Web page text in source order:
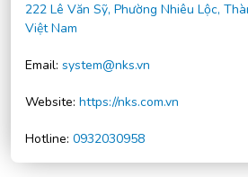
222 Lê Văn Sỹ, Phường Nhiêu Lộc,
Việt Nam
Email: system@nks.vn
Website: https://nks.com.vn
Hotline: 0932030958